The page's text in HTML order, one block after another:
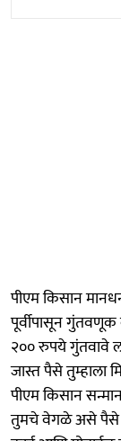
पीएम किसान
पूर्वीपासून गुंतवणूक
२०० रुपये गुंतवावे
जास्त पैसे तुम्हाला
पीएम किसान
तुमचे वेगळे असे पैसे